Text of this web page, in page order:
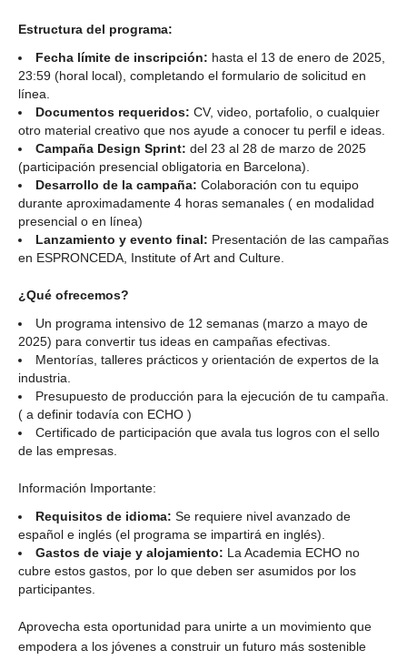
Estructura del programa:
Fecha límite de inscripción: hasta el 13 de enero de 2025,
23:59 (horal local), completando el formulario de solicitud en
línea.
Documentos requeridos: CV, video, portafolio, o cualquier
otro material creativo que nos ayude a conocer tu perfil e ideas.
Campaña Design Sprint: del 23 al 28 de marzo de 2025
(participación presencial obligatoria en Barcelona).
Desarrollo de la campaña: Colaboración con tu equipo
durante aproximadamente 4 horas semanales ( en modalidad
presencial o en línea)
Lanzamiento y evento final: Presentación de las campañas
en ESPRONCEDA, Institute of Art and Culture.
¿Qué ofrecemos?
Un programa intensivo de 12 semanas (marzo a mayo de
2025) para convertir tus ideas en campañas efectivas.
Mentorías, talleres prácticos y orientación de expertos de la
industria.
Presupuesto de producción para la ejecución de tu campaña.
( a definir todavía con ECHO )
Certificado de participación que avala tus logros con el sello
de las empresas.
Información Importante:
Requisitos de idioma: Se requiere nivel avanzado de
español e inglés (el programa se impartirá en inglés).
Gastos de viaje y alojamiento: La Academia ECHO no
cubre estos gastos, por lo que deben ser asumidos por los
participantes.
Aprovecha esta oportunidad para unirte a un movimiento que
empodera a los jóvenes a construir un futuro más sostenible